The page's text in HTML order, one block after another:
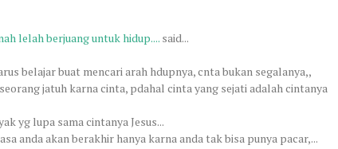
lelah berjuang untuk hidup.... said...
belajar buat mencari arah hdupnya, cnta bukan segalanya,,
jatuh karna cinta, pdahal cinta yang sejati adalah cintanya
yg lupa sama cintanya Jesus...
anda akan berakhir hanya karna anda tak bisa punya pacar,...